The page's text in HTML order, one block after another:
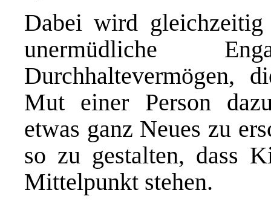
Dabei wird
unermüdliche
Durchhaltevermögen,
Mut einer Person
etwas ganz Neues zu
so zu gestalten, dass
Mittelpunkt stehen.